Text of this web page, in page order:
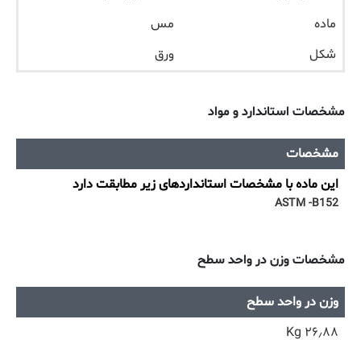
ماده
مس
شکل
ورق
مشخصات استاندارد و مواد
مشخصات
این ماده با مشخصات استانداردهای زیر مطابقت دارد
ASTM -B152
مشخصات وزن در واحد سطح
وزن در واحد سطح
۲۶٫۸۸ Kg